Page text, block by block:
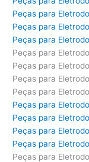
Peças para
Peças para
Peças para
Peças para
Peças para
Peças para
Peças para
Peças para
Peças para
Peças para
Peças para
Peças para